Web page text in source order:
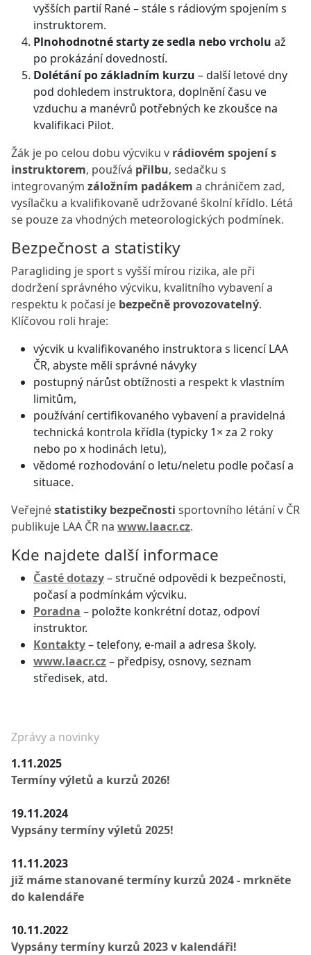
Zprávy a novinky
1.11.2025
Termíny výletů a kurzů 2026!
19.11.2024
Vypsány termíny výletů 2025!
11.11.2023
již máme stanované termíny kurzů 2024 - mrkněte
do kalendáře
10.11.2022
Vypsány termíny kurzů 2023 v kalendáři!
vyšších partií Rané – stále s rádiovým spojením s
instruktorem.
Plnohodnotné starty ze sedla nebo vrcholu až
po prokázání dovedností.
Dolétání po základním kurzu – další letové dny
pod dohledem instruktora, doplnění času ve
vzduchu a manévrů potřebných ke zkoušce na
kvalifikaci Pilot.
Žák je po celou dobu výcviku v rádiovém spojení s
instruktorem, používá přilbu, sedačku s
integrovaným záložním padákem a chráničem zad,
vysílačku a kvalifikovaně udržované školní křídlo. Létá
se pouze za vhodných meteorologických podmínek.
Bezpečnost a statistiky
Paragliding je sport s vyšší mírou rizika, ale při
dodržení správného výcviku, kvalitního vybavení a
respektu k počasí je bezpečně provozovatelný.
Klíčovou roli hraje:
výcvik u kvalifikovaného instruktora s licencí LAA
ČR, abyste měli správné návyky
postupný nárůst obtížnosti a respekt k vlastním
limitům,
používání certifikovaného vybavení a pravidelná
technická kontrola křídla (typicky 1× za 2 roky
nebo po x hodinách letu),
vědomé rozhodování o letu/neletu podle počasí a
situace.
Veřejnéstatistiky bezpečnosti sportovního létání v ČR
publikuje LAA ČR na www.laacr.cz.
Kde najdete další informace
Časté dotazy– stručné odpovědi k bezpečnosti,
počasí a podmínkám výcviku.
Poradna – položte konkrétní dotaz, odpoví
instruktor.
Kontakty– telefony, e-mail a adresa školy.
www.laacr.cz– předpisy, osnovy, seznam
středisek, atd.